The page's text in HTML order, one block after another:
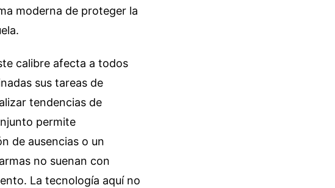
moderna de proteger la
calibre afecta a todos
sus tareas de
tendencias de
permite
de ausencias o un
no suenan con
La tecnología aquí no